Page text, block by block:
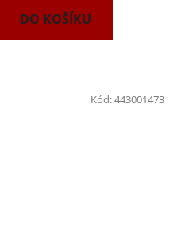
DO KOŠÍKU
Kód:443001473